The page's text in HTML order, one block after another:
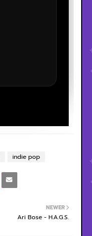
indie pop
NEWER
Ari Bose - H.A.G.S.